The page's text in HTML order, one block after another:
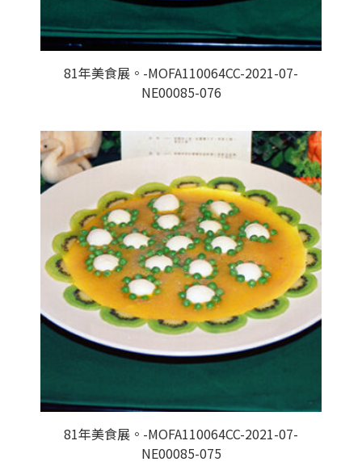
81年美食展。-MOFA110064CC-2021-07-
NE00085-076
81年美食展。-MOFA110064CC-2021-07-
NE00085-075